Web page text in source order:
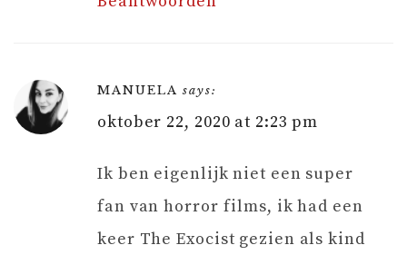
MANUELA says:
oktober 22, 2020 at 2:23 pm
Ik ben eigenlijk niet een super
fan van horror films, ik had een
keer The Exocist gezien als kind